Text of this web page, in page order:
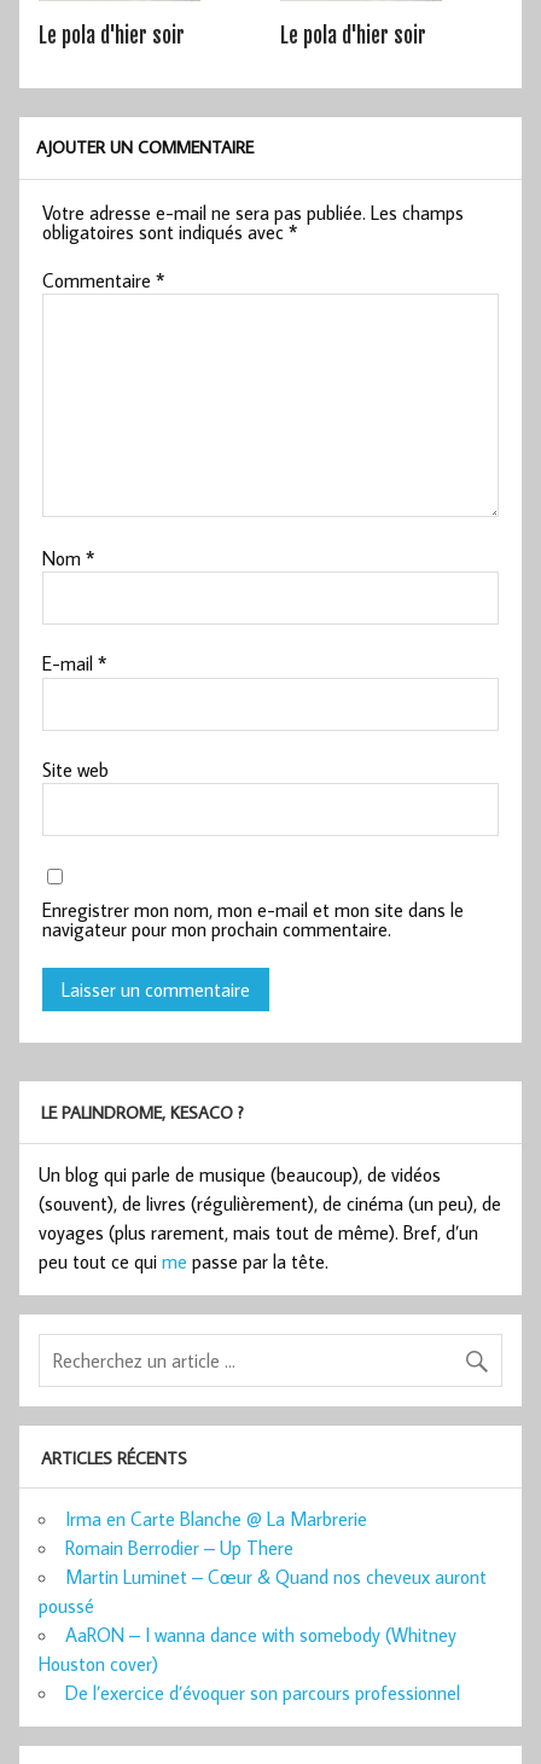
Le pola d'hier soir Le pola d'hier soir
AJOUTER UN COMMENTAIRE
Votre adresse e-mail ne sera pas publiée. Les champs
obligatoires sont indiqués avec*
Commentaire*
Nom*
E-mail*
Site web
Enregistrer mon nom, mon e-mail et mon site dans le
navigateur pour mon prochain commentaire.
LE PALINDROME, KESACO ?
Un blog qui parle de musique (beaucoup), de vidéos
(souvent), de livres (régulièrement), de cinéma (un peu), de
voyages (plus rarement, mais tout de même). Bref, d’un
peu tout ce qui me passe par la tête.
ARTICLES RÉCENTS
Irma en Carte Blanche @ La Marbrerie
Romain Berrodier – Up There
Martin Luminet – Cœur & Quand nos cheveux auront
poussé
AaRON – I wanna dance with somebody (Whitney
Houston cover)
De l’exercice d’évoquer son parcours professionnel